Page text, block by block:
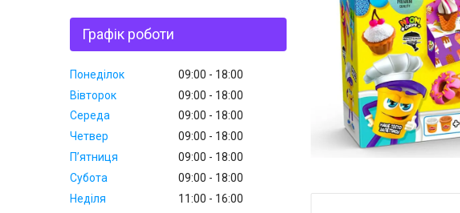
Графік роботи
Понеділок 09:00
18:00
Вівторок
09:00
18:00
Середа
09:00
18:00
Четвер
09:00
18:00
Пʼятниця
09:00
18:00
Субота
09:00
18:00
Неділя
11:00 16:00